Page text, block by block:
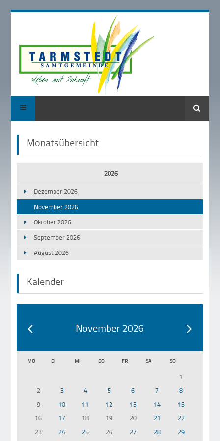
Suche
Monatsübersicht
2026
Dezember 2026
November 2026
Oktober 2026
September 2026
August 2026
Kalender
November 2026
MO DI MI DO FR SA SO
1
2
3 4 5 6 7
8
9
10 11 12 13 14
15
16
17 18 19 20 21
22
23
24 25 26 27 28 29